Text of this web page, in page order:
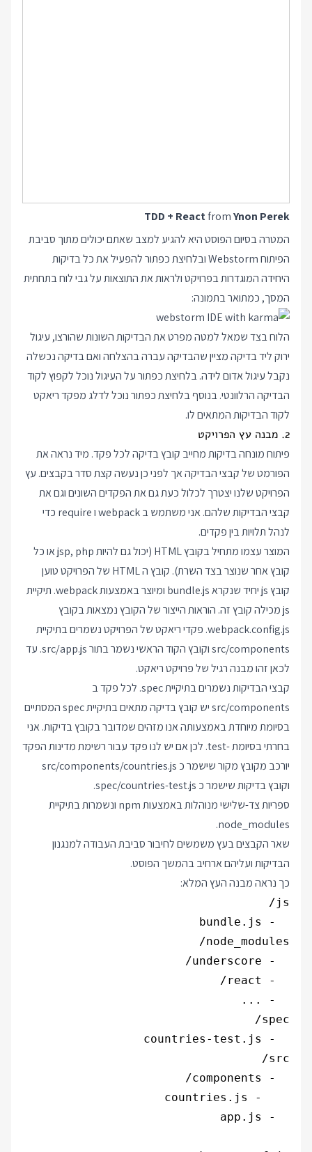
TDD + ReactfromYnon Perek
המטרה בסיום הפוסט היא להגיע למצב שאתם יכולים מתוך סביבת
הפיתוח Webstorm ובלחיצת כפתור להפעיל את כל בדיקות
היחידה המוגדרות בפרויקט ולראות את התוצאות על גבי לוח בתחתית
המסך, כמתואר בתמונה:
הלוח בצד שמאל למטה מפרט את הבדיקות השונות שהורצו, עיגול
ירוק ליד בדיקה מציין שהבדיקה עברה בהצלחה ואם בדיקה נכשלה
נקבל עיגול אדום לידה. בלחיצת כפתור על העיגול נוכל לקפוץ לקוד
הבדיקה הרלוונטי. בנוסף בלחיצת כפתור נוכל לדלג מפקד ריאקט
לקוד הבדיקות המתאים לו.
2. מבנה עץ הפרויקט
פיתוח מונחה בדיקות מחייב קובץ בדיקה לכל פקד. מיד נראה את
הפורמט של קבצי הבדיקה אך לפני כן נעשה קצת סדר בקבצים. עץ
הפרויקט שלנו יצטרך לכלול כעת גם את הפקדים השונים וגם את
קבצי הבדיקות שלהם. אני משתמש ב webpack ו require כדי
לנהל תלויות בין פקדים.
המוצר עצמו מתחיל בקובץ HTML (יכול גם להיות jsp, php או כל
קובץ אחר שנוצר בצד השרת). קובץ ה HTML של הפרויקט טוען
קובץ js יחיד שנקרא bundle.js ומיוצר באמצעות webpack. תיקיית
js מכילה קובץ זה. הוראות הייצור של הקובץ נמצאות בקובץ
webpack.config.js. פקדי ריאקט של הפרויקט נשמרים בתיקיית
src/components וקובץ הקוד הראשי נשמר בתור src/app.js. עד
לכאן זהו מבנה רגיל של פרויקט ריאקט.
קבצי הבדיקות נשמרים בתיקיית spec. לכל פקד ב
src/components יש קובץ בדיקה מתאים בתיקיית spec המסתיים
בסיומת מיוחדת באמצעותה אנו מזהים שמדובר בקובץ בדיקות. אני
בחרתי בסיומת -test. לכן אם יש לנו פקד עבור רשימת מדינות הפקד
יורכב מקובץ מקור שישמר כ src/components/countries.js
וקובץ בדיקות שישמר כ spec/countries-test.js.
ספריות צד-שלישי מנוהלות באמצעות npm ונשמרות בתיקיית
node_modules.
שאר הקבצים בעץ משמשים לחיבור סביבת העבודה למנגנון
הבדיקות ועליהם ארחיב בהמשך הפוסט.
כך נראה מבנה העץ המלא: